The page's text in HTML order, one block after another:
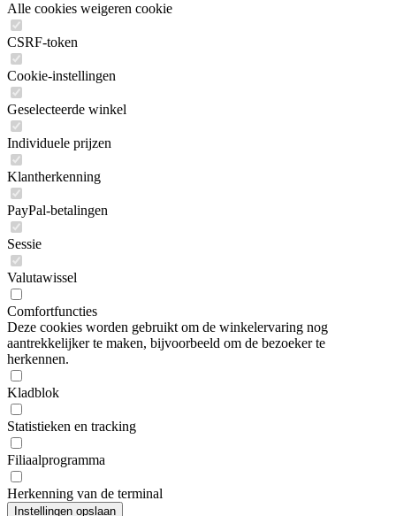
Alle cookies weigeren cookie
CSRF-token
Cookie-instellingen
Geselecteerde winkel
Individuele prijzen
Klantherkenning
PayPal-betalingen
Sessie
Valutawissel
Comfortfuncties
Deze cookies worden gebruikt om de winkelervaring nog
aantrekkelijker te maken, bijvoorbeeld om de bezoeker te
herkennen.
Kladblok
Statistieken en tracking
Filiaalprogramma
Herkenning van de terminal